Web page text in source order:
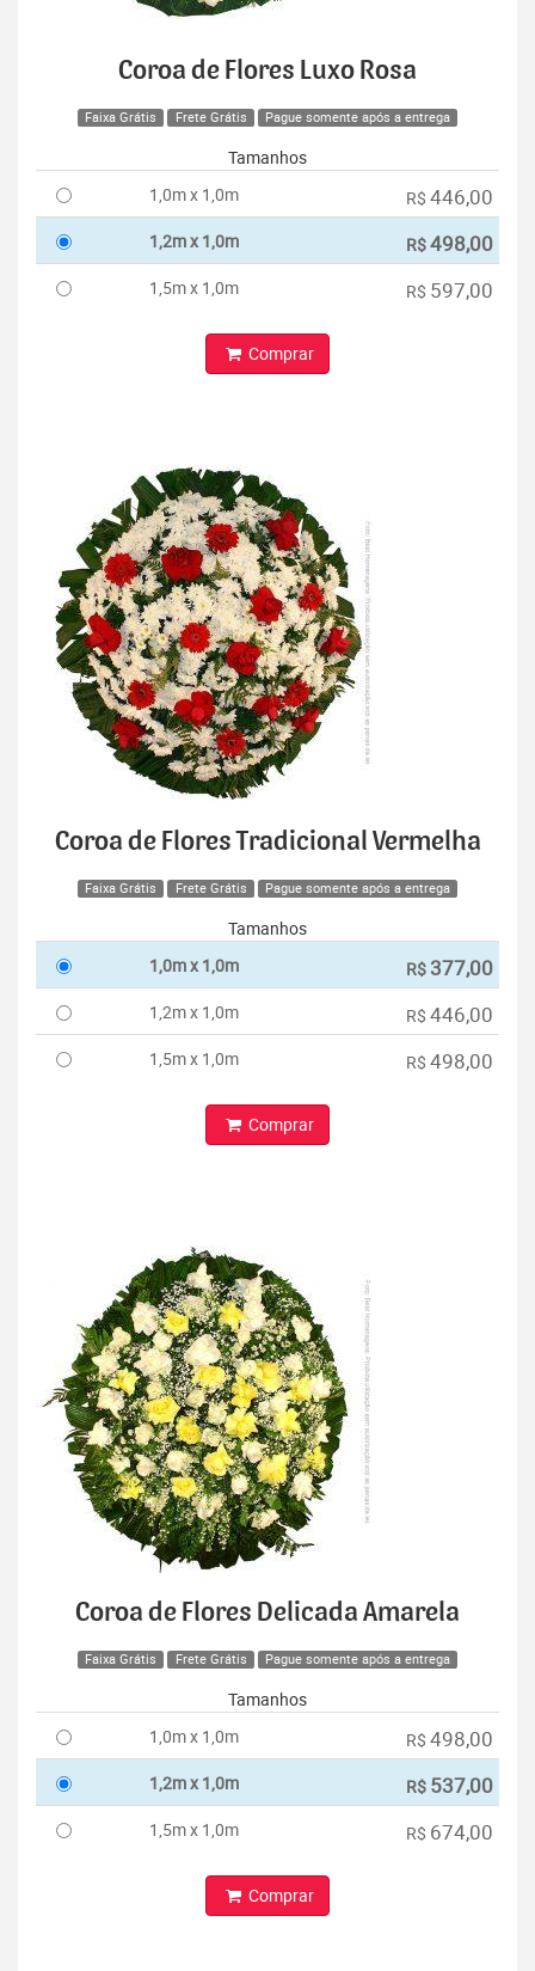
Coroa de Flores Luxo Rosa
Faixa Grátis Frete Grátis Pague somente após a entrega
Tamanhos
1,0m x 1,0m
R$ 446,00
1,2m x 1,0m R$498,00
1,5m x 1,0m R$ 597,00
Comprar
Coroa de Flores Tradicional Vermelha
Faixa Grátis Frete Grátis Pague somente após a entrega
Tamanhos
1,0m x 1,0m
R$ 377,00
1,2m x 1,0m R$ 446,00
1,5m x 1,0m R$ 498,00
Comprar
Coroa de Flores Delicada Amarela
Faixa Grátis Frete Grátis Pague somente após a entrega
Tamanhos
1,0m x 1,0m
R$ 498,00
1,2m x 1,0m R$ 537,00
1,5m x 1,0m R$ 674,00
Comprar